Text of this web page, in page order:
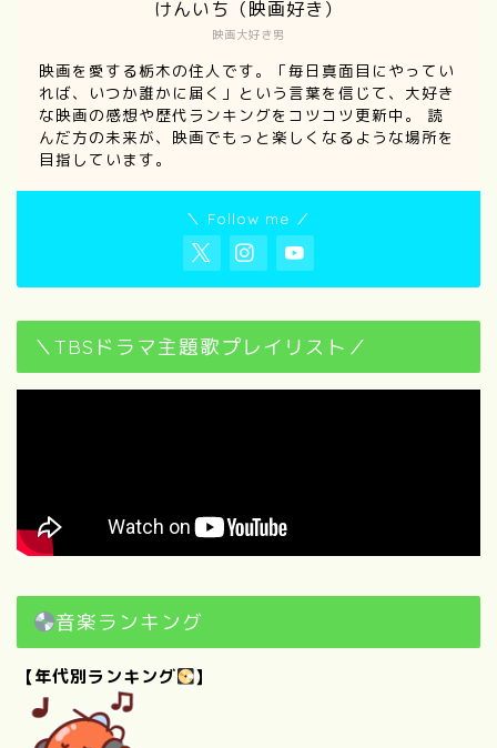
映画大好き男
けんいち（映画好き）
映画を愛する栃木の住人です。「毎日真面目にやってい
れば、いつか誰かに届く」という言葉を信じて、大好き
な映画の感想や歴代ランキングをコツコツ更新中。 読
んだ方の未来が、映画でもっと楽しくなるような場所を
目指しています。
＼ Follow me ／
＼TBSドラマ主題歌プレイリスト／
音楽ランキング
【年代別ランキング 】